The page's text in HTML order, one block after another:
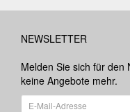
NEWSLETTER
Melden Sie sich für den
keine Angebote mehr.